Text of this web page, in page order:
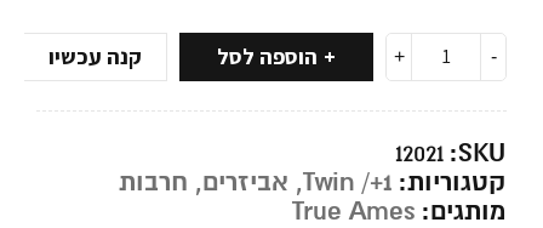
הוספה לסל קנה עכשיו
SKU:
12021
קטגוריות: Twin /+1
, אביזרים, חרבות
מותגים: True Ames